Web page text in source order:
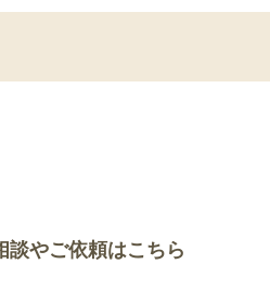
談やご依頼はこちら